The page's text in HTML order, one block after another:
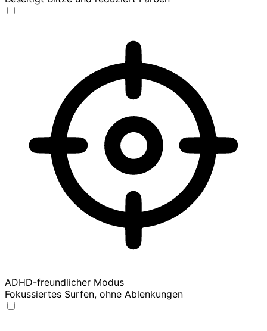
ADHD-freundlicher Modus
Fokussiertes Surfen, ohne Ablenkungen